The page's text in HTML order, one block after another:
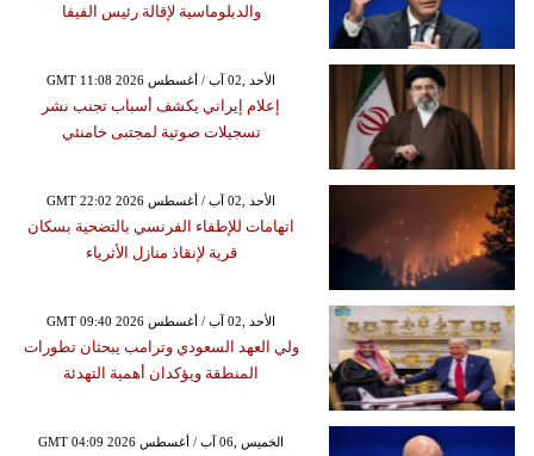
والدبلوماسية لإقالة رئيس الفيفا
GMT 11:08 2026 الأحد ,02 آب / أغسطس
إعلام إيراني يكشف أسباب تجنب نشر
تسجيلات صوتية لمجتبى خامنئي
GMT 22:02 2026 الأحد ,02 آب / أغسطس
اتهامات للإطفاء الفرنسي بالتضحية بسكان
قرية لإنقاذ منازل الأثرياء
GMT 09:40 2026 الأحد ,02 آب / أغسطس
ولي العهد السعودي وترامب يبحثان تطورات
المنطقة ويؤكدان أهمية التهدئة
GMT 04:09 2026 الخميس ,06 آب / أغسطس